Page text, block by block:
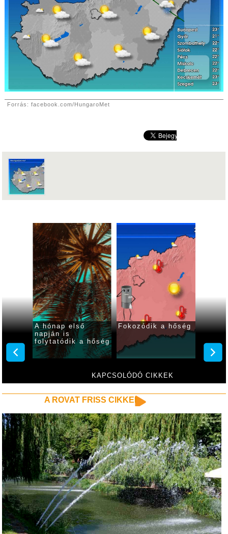
Forrás: facebook.com/HungaroMet
KAPCSOLÓDÓ CIKKEK
Fokozódik a
kánikula a
hétvégén
Hőségre
számíthatunk ma
A ROVAT FRISS CIKKEI